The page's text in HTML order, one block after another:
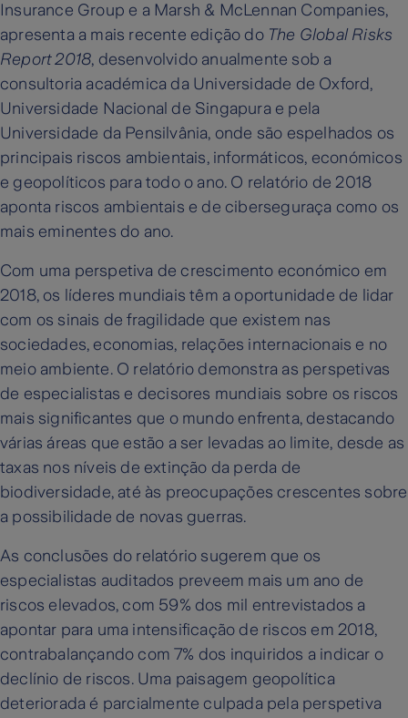
Insurance Group e a Marsh & McLennan Companies,
apresenta a mais recente edição do The Global Risks
Report 2018, desenvolvido anualmente sob a
consultoria académica da Universidade de Oxford,
Universidade Nacional de Singapura e pela
Universidade da Pensilvânia, onde são espelhados os
principais riscos ambientais, informáticos, económicos
e geopolíticos para todo o ano. O relatório de 2018
aponta riscos ambientais e de ciberseguraça como os
mais eminentes do ano.
Com uma perspetiva de crescimento económico em
2018, os líderes mundiais têm a oportunidade de lidar
com os sinais de fragilidade que existem nas
sociedades, economias, relações internacionais e no
meio ambiente. O relatório demonstra as perspetivas
de especialistas e decisores mundiais sobre os riscos
mais significantes que o mundo enfrenta, destacando
várias áreas que estão a ser levadas ao limite, desde as
taxas nos níveis de extinção da perda de
biodiversidade, até às preocupações crescentes sobre
a possibilidade de novas guerras.
As conclusões do relatório sugerem que os
especialistas auditados preveem mais um ano de
riscos elevados, com 59% dos mil entrevistados a
apontar para uma intensificação de riscos em 2018,
contrabalançando com 7% dos inquiridos a indicar o
declínio de riscos. Uma paisagem geopolítica
deteriorada é parcialmente culpada pela perspetiva